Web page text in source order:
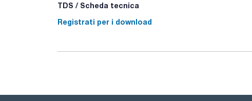
TDS / Scheda tecnica
Registrati per i download